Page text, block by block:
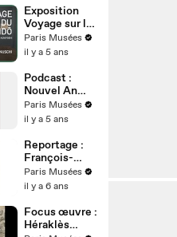
Warabi |
Musée
Cernuschi
Exposition
Voyage sur la
route du
Kisokaidō. De
Kuniyoshi |
Musée
Cernuschi
Paris Musées
il y a 5 ans
Podcast :
Nouvel An
lunaire 2021 |
Musée
Paris Musées
il y a 5 ans
Reportage :
François-
Auguste
Biard. Peintre
Maison de
Victor Hugo
Paris Musées
il y a 6 ans
Focus œuvre :
Héraklès